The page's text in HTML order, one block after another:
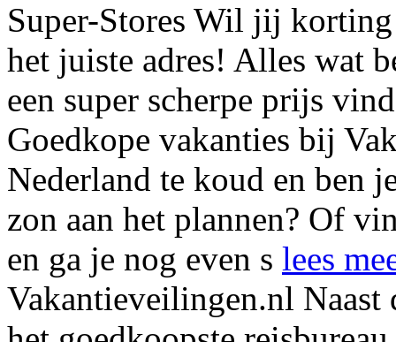
Super-Stores Wil jij korting
het juiste adres! Alles wat
een super scherpe prijs
Goedkope vakanties bij
Nederland te koud en ben
zon aan het plannen? Of
en ga je nog even s lees
Vakantieveilingen.nl Naast